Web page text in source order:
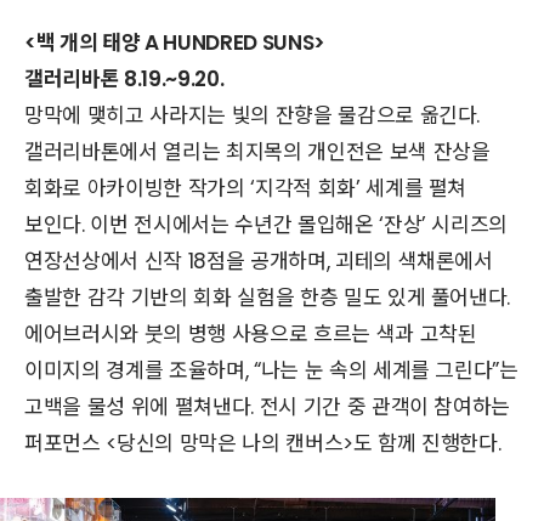
<백 개의 태양 A HUNDRED SUNS>
갤러리바톤 8.19.~9.20.
망막에 맺히고 사라지는 빛의 잔향을 물감으로 옮긴다.
갤러리바톤에서 열리는 최지목의 개인전은 보색 잔상을
회화로 아카이빙한 작가의 ‘지각적 회화’ 세계를 펼쳐
보인다. 이번 전시에서는 수년간 몰입해온 ‘잔상’ 시리즈의
연장선상에서 신작 18점을 공개하며, 괴테의 색채론에서
출발한 감각 기반의 회화 실험을 한층 밀도 있게 풀어낸다.
에어브러시와 붓의 병행 사용으로 흐르는 색과 고착된
이미지의 경계를 조율하며, “나는 눈 속의 세계를 그린다”는
고백을 물성 위에 펼쳐낸다. 전시 기간 중 관객이 참여하는
퍼포먼스 <당신의 망막은 나의 캔버스>도 함께 진행한다.